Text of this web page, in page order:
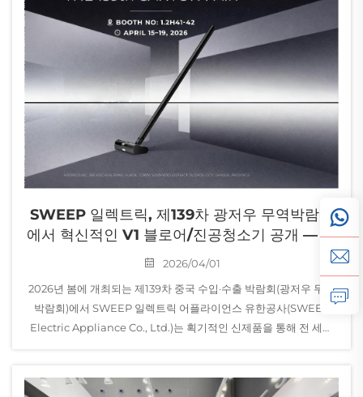
SWEEP 일렉트릭, 제139차 광저우 무역박람회
에서 혁신적인 V1 블로어/진공청소기 공개 — 휴
대용 청소의 개념 재정의
2026/04/01
2026년 봄에 개최되는 제139차 중국 수입·수출 박람회(광저우 무역
박람회)에서 SWEEP 일렉트릭 어플라이언스 유한공사(SWEEP
Electric Appliance Co., Ltd.)는 획기적인 신제품을 통해 전 세계